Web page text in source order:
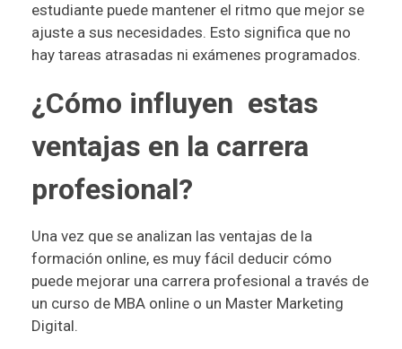
estudiante puede mantener el ritmo que mejor se
ajuste a sus necesidades. Esto significa que no
hay tareas atrasadas ni exámenes programados.
¿Cómo influyen estas
ventajas en la carrera
profesional?
Una vez que se analizan las ventajas de la
formación online, es muy fácil deducir cómo
puede mejorar una carrera profesional a través de
un curso de MBA online o un Master Marketing
Digital.